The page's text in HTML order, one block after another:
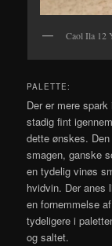
Caol Ila 12
PALETTE:
Der er mere
stadig fint
dette ønskes.
smagen, ganske
en tydelig vinøs
hvidvin. Der anes
en fornemmelse
tydeligere i
og saltet.